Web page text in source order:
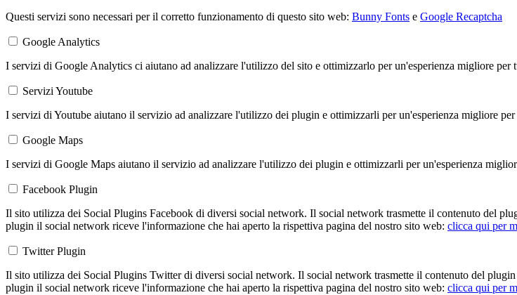
Questi servizi sono necessari per il corretto funzionamento di questo sito web: Bunny Fonts e Google Recaptcha
Google Analytics
I servizi di Google Analytics ci aiutano ad analizzare l'utilizzo del sito e ottimizzarlo per un'esperienza migliore per
Servizi Youtube
I servizi di Youtube aiutano il servizio ad analizzare l'utilizzo dei plugin e ottimizzarli per un'esperienza migliore
Google Maps
I servizi di Google Maps aiutano il servizio ad analizzare l'utilizzo dei plugin e ottimizzarli per un'esperienza
Facebook Plugin
Il sito utilizza dei Social Plugins Facebook di diversi social network. Il social network trasmette il contenuto del
plugin il social network riceve l'informazione che hai aperto la rispettiva pagina del nostro sito web: clicca qui per
Twitter Plugin
Il sito utilizza dei Social Plugins Twitter di diversi social network. Il social network trasmette il contenuto del
plugin il social network riceve l'informazione che hai aperto la rispettiva pagina del nostro sito web: clicca qui per